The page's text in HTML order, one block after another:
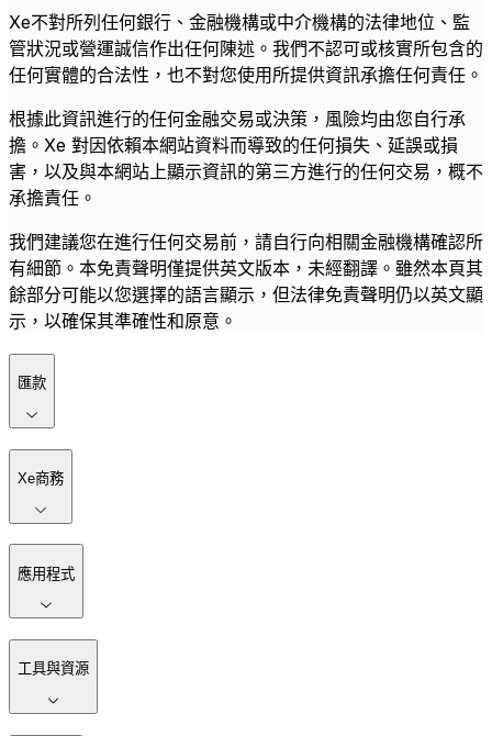
Xe不對所列任何銀行、金融機構或中介機構的法律地位、監
管狀況或營運誠信作出任何陳述。我們不認可或核實所包含的
任何實體的合法性，也不對您使用所提供資訊承擔任何責任。
根據此資訊進行的任何金融交易或決策，風險均由您自行承
擔。Xe 對因依賴本網站資料而導致的任何損失、延誤或損
害，以及與本網站上顯示資訊的第三方進行的任何交易，概不
承擔責任。
我們建議您在進行任何交易前，請自行向相關金融機構確認所
有細節。本免責聲明僅提供英文版本，未經翻譯。雖然本頁其
餘部分可能以您選擇的語言顯示，但法律免責聲明仍以英文顯
示，以確保其準確性和原意。
匯款
Xe商務
應用程式
工具與資源